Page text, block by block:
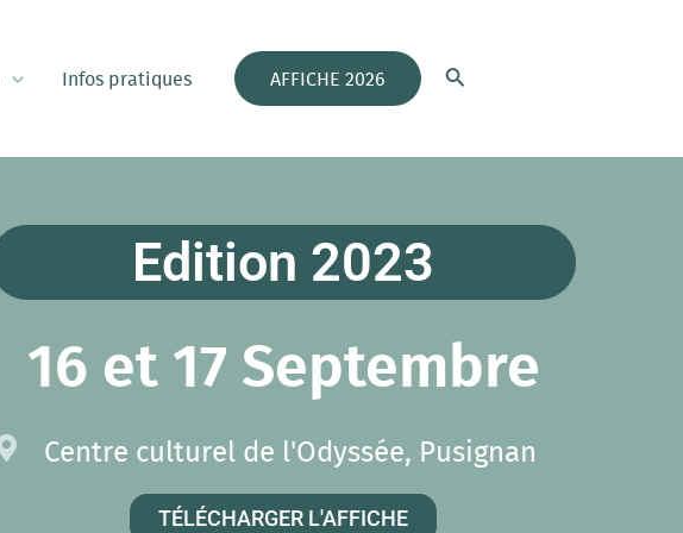
Infos pratiques AFFICHE 2026 Rechercher
Edition 2023
16 et 17 Septembre
Centre culturel de l'Odyssée, Pusignan
TÉLÉCHARGER L'AFFICHE